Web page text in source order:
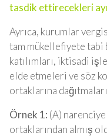
tasdik ettirecekleri
Ayrıca, kurumlar
tam mükellefiyete tabi
katılımları, iktisadi
elde etmeleri ve söz
ortaklarına
Örnek 1: (A)
ortaklarından almış